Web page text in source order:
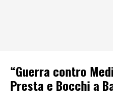
“Guerra contro
Presta e Bocchi a